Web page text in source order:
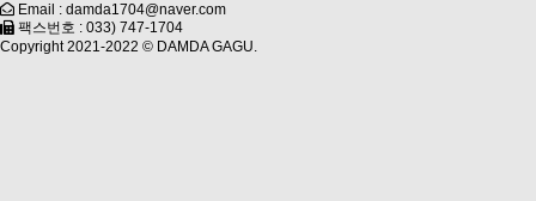
Email : damda1704@naver.com
팩스번호 : 033) 747-1704
Copyright 2021-2022 © DAMDA GAGU.